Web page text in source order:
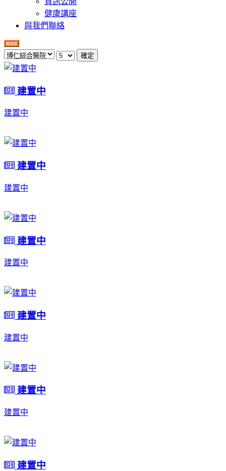
健康講座
與我們聯絡
確定
建置中
建置中
建置中
建置中
建置中
建置中
建置中
建置中
建置中
建置中
建置中